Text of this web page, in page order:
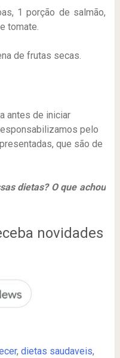
1 porção de salmão,
tomate.
de frutas secas.
antes de iniciar
pelo
que são de
dietas? O que achou
novidades
, dietas saudaveis,